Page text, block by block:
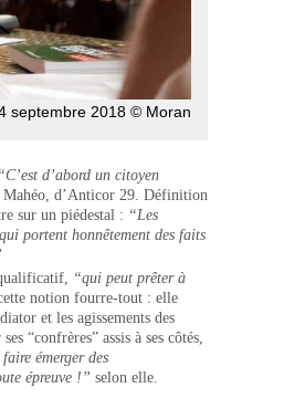
septembre 2018 © Moran
“C’est d’abord un citoyen
Mahéo, d’Anticor 29. Définition
sur un piédestal : “Les
portent honnêtement des faits
“qui peut prêter à
notion fourre-tout : elle
et les agissements des
“confrères” assis à ses côtés,
émerger des
épreuve !” selon elle.